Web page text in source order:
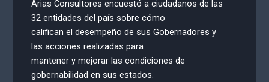
Arias Consultores encuestó a ciudadanos de las
32 entidades del país sobre cómo
califican el desempeño de sus Gobernadores y
las acciones realizadas para
mantener y mejorar las condiciones de
gobernabilidad en sus estados.